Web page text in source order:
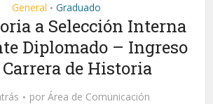
General • Graduado
a Selección Interna
Diplomado – Ingreso
Carrera de Historia
por Área de Comunicación